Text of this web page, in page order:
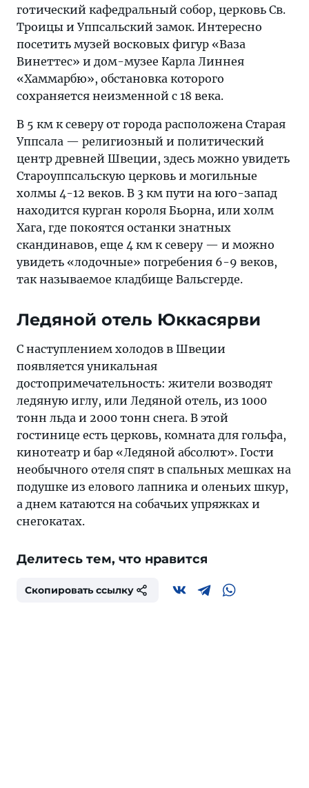
готический кафедральный собор, церковь Св.
Троицы и Уппсальский замок. Интересно
посетить музей восковых фигур «Ваза
Винеттес» и дом-музее Карла Линнея
«Хаммарбю», обстановка которого
сохраняется неизменной с 18 века.
В 5 км к северу от города расположена Старая
Уппсала — религиозный и политический
центр древней Швеции, здесь можно увидеть
Староуппсальскую церковь и могильные
холмы 4-12 веков. В 3 км пути на юго-запад
находится курган короля Бьорна, или холм
Хага, где покоятся останки знатных
скандинавов, еще 4 км к северу — и можно
увидеть «лодочные» погребения 6-9 веков,
так называемое кладбище Вальсгерде.
Ледяной отель Юккасярви
С наступлением холодов в Швеции
появляется уникальная
достопримечательность: жители возводят
ледяную иглу, или Ледяной отель, из 1000
тонн льда и 2000 тонн снега. В этой
гостинице есть церковь, комната для гольфа,
кинотеатр и бар «Ледяной абсолют». Гости
необычного отеля спят в спальных мешках на
подушке из елового лапника и оленьих шкур,
а днем катаются на собачьих упряжках и
снегокатах.
Делитесь тем, что нравится
Скопировать ссылку